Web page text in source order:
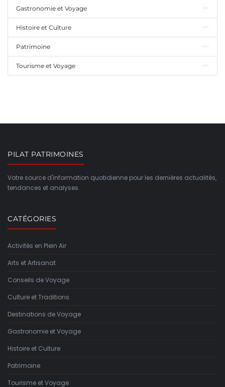
Gastronomie et Voyage
Histoire et Culture
Patrimoine
Tourisme et Voyage
PILAT PATRIMOINES
Votre source d'information quotidienne pour les dernières actualités,
tendances et analyses.
CATÉGORIES
Activités en Plein Air
Arts et Artisanat
Conseils de Voyage
Culture et Traditions
Destinations de Voyage
Gastronomie et Voyage
Histoire et Culture
Patrimoine
Tourisme et Voyage